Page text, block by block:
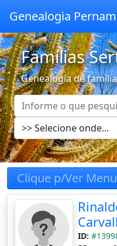
Genealogia
Famílias
Genealogia de
Clique p/Ver
ID: